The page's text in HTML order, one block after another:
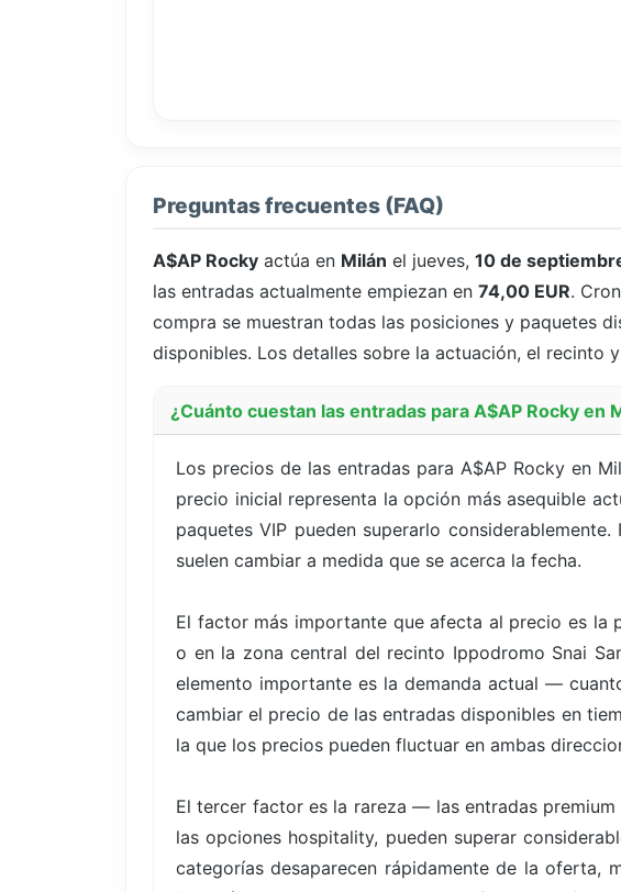
Preguntas frecuentes (FAQ)
A$AP Rocky actúa en Milán el jueves, 10 de
las entradas actualmente empiezan en 74,00 EUR.
compra se muestran todas las posiciones y paquetes
disponibles. Los detalles sobre la actuación, el recinto
¿Cuánto cuestan las entradas para A$AP Rocky en
Los precios de las entradas para A$AP Rocky en
precio inicial representa la opción más asequible
paquetes VIP pueden superarlo
suelen cambiar a medida que se acerca la fecha.
El factor más importante que afecta al precio es la
o en la zona central del recinto Ippodromo Snai
elemento importante es la demanda actual —
cambiar el precio de las entradas disponibles en
la que los precios pueden fluctuar en ambas
El tercer factor es la rareza — las entradas
las opciones hospitality, pueden superar
categorías desaparecen rápidamente de la oferta,